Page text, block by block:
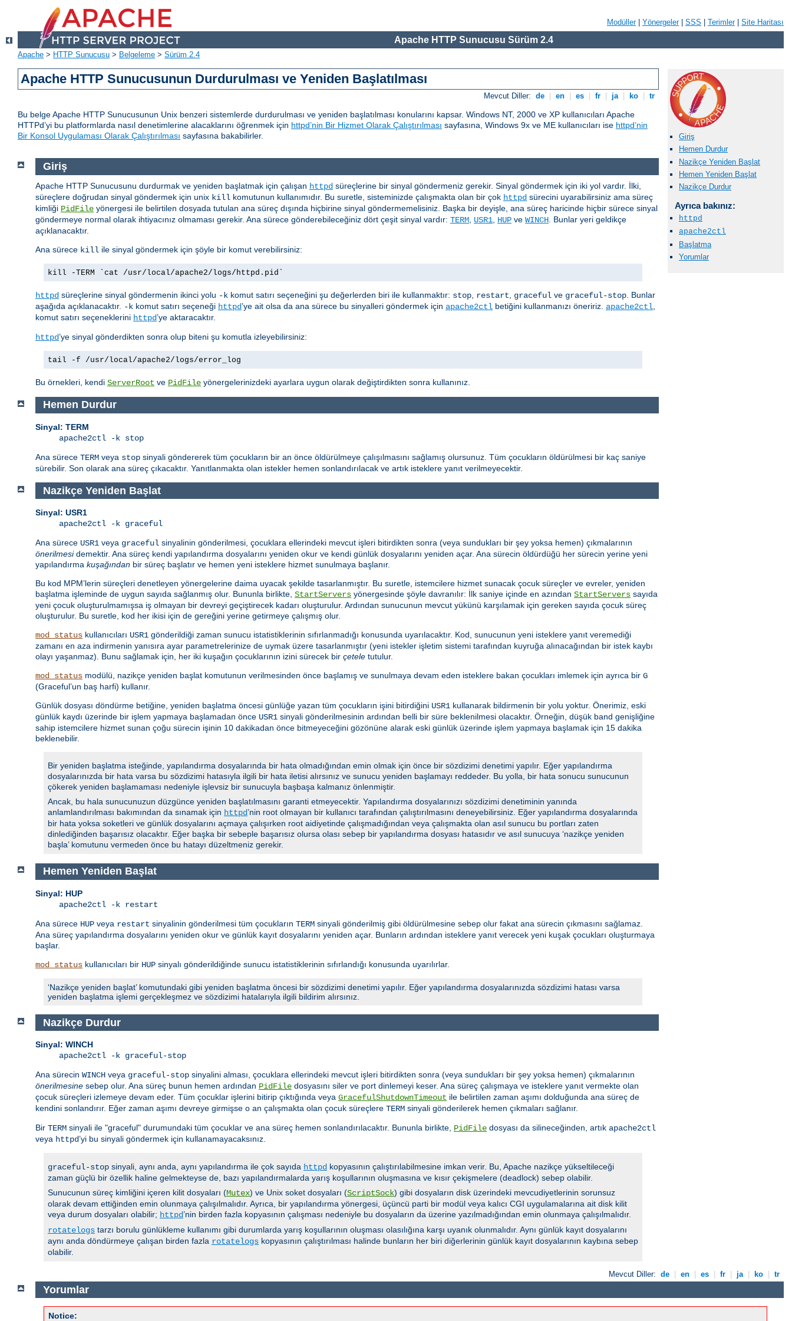
Modüller| Yönergeler| SSS Terimler| Site Haritası
Apache HTTP Sunucusu Sürüm 2.4
Apache > HTTP Sunucusu > Belgeleme > Sürüm 2.4
Apache HTTP Sunucusunun Durdurulması ve Yeniden Başlatılması
Mevcut Diller: de en es fr ja ko tr
Bu belge Apache HTTP Sunucusunun Unix benzeri sistemlerde durdurulması ve yeniden başlatılması konularını kapsar. Windows NT, 2000 ve XP kullanıcıları Apache
HTTPd’yi bu platformlarda nasıl denetimlerine alacaklarını öğrenmek için httpd’nin Bir Hizmet Olarak Çalıştırılması sayfasına, Windows 9x ve ME kullanıcıları ise httpd’nin
Bir Konsol Uygulaması Olarak Çalıştırılması sayfasına bakabilirler.
Giriş
Hemen Durdur
Nazikçe Yeniden Başlat
Hemen Yeniden Başlat
Nazikçe Durdur
Ayrıca bakınız:
httpd
apache2ctl
Başlatma
Yorumlar
Giriş
Apache HTTP Sunucusunu durdurmak ve yeniden başlatmak için çalışan httpd süreçlerine bir sinyal göndermeniz gerekir. Sinyal göndermek için iki yol vardır. İlki,
süreçlere doğrudan sinyal göndermek için unix kill komutunun kullanımıdır. Bu suretle, sisteminizde çalışmakta olan bir çok httpd sürecini uyarabilirsiniz ama süreç
kimliği PidFile yönergesi ile belirtilen dosyada tutulan ana süreç dışında hiçbirine sinyal göndermemelisiniz. Başka bir deyişle, ana süreç haricinde hiçbir sürece sinyal
göndermeye normal olarak ihtiyacınız olmaması gerekir. Ana sürece gönderebileceğiniz dört çeşit sinyal vardır: TERM USR1 HUP ve WINCH . Bunlar yeri geldikçe
açıklanacaktır.
Ana sürece kill ile sinyal göndermek için şöyle bir komut verebilirsiniz:
kill -TERM `cat /usr/local/apache2/logs/httpd.pid`
httpd süreçlerine sinyal göndermenin ikinci yolu -k komut satırı seçeneğini şu değerlerden biri ile kullanmaktır: stop restart graceful ve graceful-stop . Bunlar
aşağıda açıklanacaktır. -k komut satırı seçeneği httpd’ye ait olsa da ana sürece bu sinyalleri göndermek için apache2ctl betiğini kullanmanızı öneririz. apache2ctl
komut satırı seçeneklerini httpd’ye aktaracaktır.
httpd’ye sinyal gönderdikten sonra olup biteni şu komutla izleyebilirsiniz:
tail -f /usr/local/apache2/logs/error_log
Bu örnekleri, kendi ServerRoot ve PidFile yönergelerinizdeki ayarlara uygun olarak değiştirdikten sonra kullanınız.
Hemen Durdur
Sinyal: TERM
apache2ctl -k stop
Ana sürece TERM veya stop sinyali göndererek tüm çocukların bir an önce öldürülmeye çalışılmasını sağlamış olursunuz. Tüm çocukların öldürülmesi bir kaç saniye
sürebilir. Son olarak ana süreç çıkacaktır. Yanıtlanmakta olan istekler hemen sonlandırılacak ve artık isteklere yanıt verilmeyecektir.
Nazikçe Yeniden Başlat
Sinyal: USR1
apache2ctl -k graceful
Ana sürece USR1 veya graceful sinyalinin gönderilmesi, çocuklara ellerindeki mevcut işleri bitirdikten sonra (veya sundukları bir şey yoksa hemen) çıkmalarının
önerilmesidemektir. Ana süreç kendi yapılandırma dosyalarını yeniden okur ve kendi günlük dosyalarını yeniden açar. Ana sürecin öldürdüğü her sürecin yerine yeni
yapılandırma kuşağından bir süreç başlatır ve hemen yeni isteklere hizmet sunulmaya başlanır.
Bu kod MPM’lerin süreçleri denetleyen yönergelerine daima uyacak şekilde tasarlanmıştır. Bu suretle, istemcilere hizmet sunacak çocuk süreçler ve evreler, yeniden
başlatma işleminde de uygun sayıda sağlanmış olur. Bununla birlikte, StartServers yönergesinde şöyle davranılır: İlk saniye içinde en azından StartServers sayıda
yeni çocuk oluşturulmamışsa iş olmayan bir devreyi geçiştirecek kadarı oluşturulur. Ardından sunucunun mevcut yükünü karşılamak için gereken sayıda çocuk süreç
oluşturulur. Bu suretle, kod her ikisi için de gereğini yerine getirmeye çalışmış olur.
mod_status kullanıcıları USR1 gönderildiği zaman sunucu istatistiklerinin sıfırlanmadığı konusunda uyarılacaktır. Kod, sunucunun yeni isteklere yanıt veremediği
zamanı en aza indirmenin yanısıra ayar parametrelerinize de uymak üzere tasarlanmıştır (yeni istekler işletim sistemi tarafından kuyruğa alınacağından bir istek kaybı
olayı yaşanmaz). Bunu sağlamak için, her iki kuşağın çocuklarının izini sürecek bir çetele tutulur.
mod_status modülü, nazikçe yeniden başlat komutunun verilmesinden önce başlamış ve sunulmaya devam eden isteklere bakan çocukları imlemek için ayrıca bir G
(Graceful’un baş harfi) kullanır.
Günlük dosyası döndürme betiğine, yeniden başlatma öncesi günlüğe yazan tüm çocukların işini bitirdiğini USR1 kullanarak bildirmenin bir yolu yoktur. Önerimiz, eski
günlük kaydı üzerinde bir işlem yapmaya başlamadan önce USR1 sinyali gönderilmesinin ardından belli bir süre beklenilmesi olacaktır. Örneğin, düşük band genişliğine
sahip istemcilere hizmet sunan çoğu sürecin işinin 10 dakikadan önce bitmeyeceğini gözönüne alarak eski günlük üzerinde işlem yapmaya başlamak için 15 dakika
beklenebilir.
Bir yeniden başlatma isteğinde, yapılandırma dosyalarında bir hata olmadığından emin olmak için önce bir sözdizimi denetimi yapılır. Eğer yapılandırma
dosyalarınızda bir hata varsa bu sözdizimi hatasıyla ilgili bir hata iletisi alırsınız ve sunucu yeniden başlamayı reddeder. Bu yolla, bir hata sonucu sunucunun
çökerek yeniden başlamaması nedeniyle işlevsiz bir sunucuyla başbaşa kalmanız önlenmiştir.
Ancak, bu hala sunucunuzun düzgünce yeniden başlatılmasını garanti etmeyecektir. Yapılandırma dosyalarınızı sözdizimi denetiminin yanında
anlamlandırılması bakımından da sınamak için httpd’nin root olmayan bir kullanıcı tarafından çalıştırılmasını deneyebilirsiniz. Eğer yapılandırma dosyalarında
bir hata yoksa soketleri ve günlük dosyalarını açmaya çalışırken root aidiyetinde çalışmadığından veya çalışmakta olan asıl sunucu bu portları zaten
dinlediğinden başarısız olacaktır. Eğer başka bir sebeple başarısız olursa olası sebep bir yapılandırma dosyası hatasıdır ve asıl sunucuya ‘nazikçe yeniden
başla’ komutunu vermeden önce bu hatayı düzeltmeniz gerekir.
Hemen Yeniden Başlat
Sinyal: HUP
apache2ctl -k restart
Ana sürece HUP veya restart sinyalinin gönderilmesi tüm çocukların TERM sinyali gönderilmiş gibi öldürülmesine sebep olur fakat ana sürecin çıkmasını sağlamaz.
Ana süreç yapılandırma dosyalarını yeniden okur ve günlük kayıt dosyalarını yeniden açar. Bunların ardından isteklere yanıt verecek yeni kuşak çocukları oluşturmaya
başlar.
mod_status kullanıcıları bir HUP sinyalı gönderildiğinde sunucu istatistiklerinin sıfırlandığı konusunda uyarılırlar.
‘Nazikçe yeniden başlat’ komutundaki gibi yeniden başlatma öncesi bir sözdizimi denetimi yapılır. Eğer yapılandırma dosyalarınızda sözdizimi hatası varsa
yeniden başlatma işlemi gerçekleşmez ve sözdizimi hatalarıyla ilgili bildirim alırsınız.
Nazikçe Durdur
Sinyal: WINCH
apache2ctl -k graceful-stop
Ana sürecin WINCH veya graceful-stop sinyalini alması, çocuklara ellerindeki mevcut işleri bitirdikten sonra (veya sundukları bir şey yoksa hemen) çıkmalarının
önerilmesine sebep olur. Ana süreç bunun hemen ardından PidFile dosyasını siler ve port dinlemeyi keser. Ana süreç çalışmaya ve isteklere yanıt vermekte olan
çocuk süreçleri izlemeye devam eder. Tüm çocuklar işlerini bitirip çıktığında veya GracefulShutdownTimeout ile belirtilen zaman aşımı dolduğunda ana süreç de
kendini sonlandırır. Eğer zaman aşımı devreye girmişse o an çalışmakta olan çocuk süreçlere TERM sinyali gönderilerek hemen çıkmaları sağlanır.
Bir TERM sinyali ile "graceful" durumundaki tüm çocuklar ve ana süreç hemen sonlandırılacaktır. Bununla birlikte, PidFile dosyası da silineceğinden, artık apache2ctl
veya httpd’yi bu sinyali göndermek için kullanamayacaksınız.
graceful-stop sinyali, aynı anda, aynı yapılandırma ile çok sayıda httpd kopyasının çalıştırılabilmesine imkan verir. Bu, Apache nazikçe yükseltileceği
zaman güçlü bir özellik haline gelmekteyse de, bazı yapılandırmalarda yarış koşullarının oluşmasına ve kısır çekişmelere (deadlock) sebep olabilir.
Sunucunun süreç kimliğini içeren kilit dosyaları (Mutex) ve Unix soket dosyaları (ScriptSock) gibi dosyaların disk üzerindeki mevcudiyetlerinin sorunsuz
olarak devam ettiğinden emin olunmaya çalışılmalıdır. Ayrıca, bir yapılandırma yönergesi, üçüncü parti bir modül veya kalıcı CGI uygulamalarına ait disk kilit
veya durum dosyaları olabilir; httpd’nin birden fazla kopyasının çalışması nedeniyle bu dosyaların da üzerine yazılmadığından emin olunmaya çalışılmalıdır.
rotatelogs tarzı borulu günlükleme kullanımı gibi durumlarda yarış koşullarının oluşması olasılığına karşı uyanık olunmalıdır. Aynı günlük kayıt dosyalarını
aynı anda döndürmeye çalışan birden fazla rotatelogs kopyasının çalıştırılması halinde bunların her biri diğerlerinin günlük kayıt dosyalarının kaybına sebep
olabilir.
Mevcut Diller: de en es fr ja ko tr
Yorumlar
Notice: